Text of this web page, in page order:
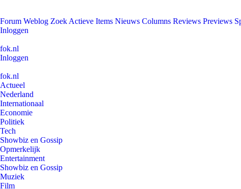
Forum Weblog Zoek Actieve Items Nieuws Columns Reviews Previews
Inloggen
fok.nl
Inloggen
fok.nl
Actueel
Nederland
Internationaal
Economie
Politiek
Tech
Showbiz en Gossip
Opmerkelijk
Entertainment
Showbiz en Gossip
Muziek
Film